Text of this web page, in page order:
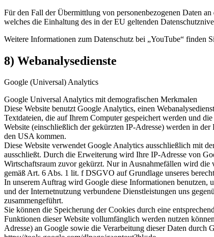
Für den Fall der Übermittlung von personenbezogenen Daten
welches die Einhaltung des in der EU geltenden
Weitere Informationen zum Datenschutz bei „YouTube“ finden
8) Webanalysedienste
Google (Universal) Analytics
Google Universal Analytics mit demografischen Merkmalen
Diese Website benutzt Google Analytics, einen
Textdateien, die auf Ihrem Computer gespeichert werden und
Website (einschließlich der gekürzten IP-Adresse) werden in
den USA kommen.
Diese Website verwendet Google Analytics ausschließlich mit
ausschließt. Durch die Erweiterung wird Ihre IP-Adresse von
Wirtschaftsraum zuvor gekürzt. Nur in Ausnahmefällen wird
gemäß Art. 6 Abs. 1 lit. f DSGVO auf Grundlage unseres
In unserem Auftrag wird Google diese Informationen benutzen,
und der Internetnutzung verbundene Dienstleistungen uns
zusammengeführt.
Sie können die Speicherung der Cookies durch eine
Funktionen dieser Website vollumfänglich werden nutzen
Adresse) an Google sowie die Verarbeitung dieser Daten